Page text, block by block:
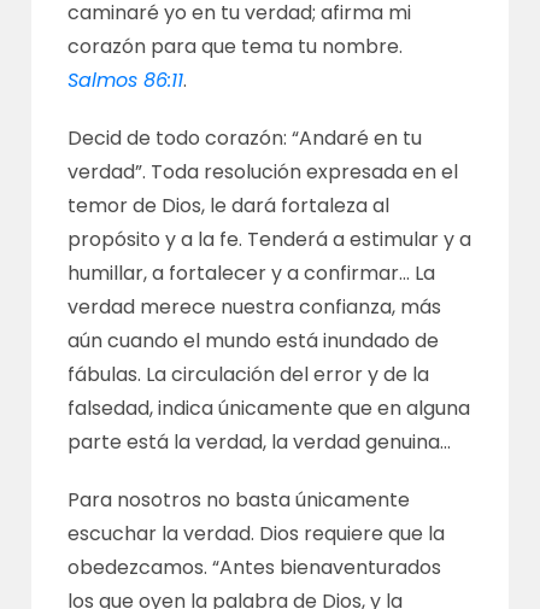
caminaré yo en tu verdad; afirma mi
corazón para que tema tu nombre.
Salmos 86:11.
Decid de todo corazón: “Andaré en tu
verdad”. Toda resolución expresada en el
temor de Dios, le dará fortaleza al
propósito y a la fe. Tenderá a estimular y a
humillar, a fortalecer y a confirmar… La
verdad merece nuestra confianza, más
aún cuando el mundo está inundado de
fábulas. La circulación del error y de la
falsedad, indica únicamente que en alguna
parte está la verdad, la verdad genuina…
Para nosotros no basta únicamente
escuchar la verdad. Dios requiere que la
obedezcamos. “Antes bienaventurados
los que oyen la palabra de Dios, y la